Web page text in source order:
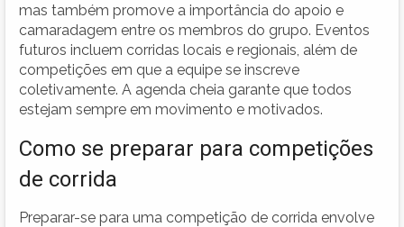
mas também promove a importância do apoio e
camaradagem entre os membros do grupo. Eventos
futuros incluem corridas locais e regionais, além de
competições em que a equipe se inscreve
coletivamente. A agenda cheia garante que todos
estejam sempre em movimento e motivados.
Como se preparar para competições
de corrida
Preparar-se para uma competição de corrida envolve